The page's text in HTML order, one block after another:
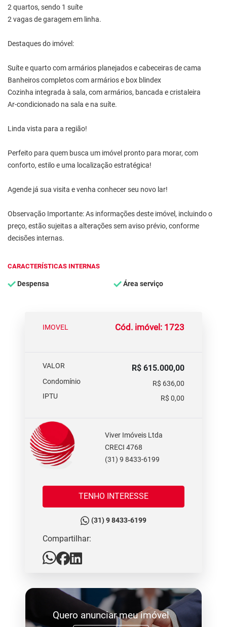
2 quartos, sendo 1 suíte
2 vagas de garagem em linha.
Destaques do imóvel:
Suíte e quarto com armários planejados e cabeceiras de cama
Banheiros completos com armários e box blindex
Cozinha integrada à sala, com armários, bancada e cristaleira
Ar-condicionado na sala e na suíte.
Linda vista para a região!
Perfeito para quem busca um imóvel pronto para morar, com
conforto, estilo e uma localização estratégica!
Agende já sua visita e venha conhecer seu novo lar!
Observação Importante: As informações deste imóvel, incluindo o
preço, estão sujeitas a alterações sem aviso prévio, conforme
decisões internas.
CARACTERÍSTICAS INTERNAS
Despensa Área serviço
IMOVEL Cód. imóvel: 1723
VALOR R$ 615.000,00
Condomínio
R$ 636,00
IPTU
R$ 0,00
Viver Imóveis Ltda
CRECI 4768
(31) 9 8433-6199
TENHO INTERESSE
(31) 9 8433-6199
Compartilhar:
Quero anunciar meu imóvel